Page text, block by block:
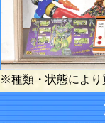
※種類・状態により